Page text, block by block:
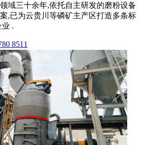
域三十余年,依托自主研发的磨粉设备
,已为云贵川等磷矿主产区打造多条标
.
8511